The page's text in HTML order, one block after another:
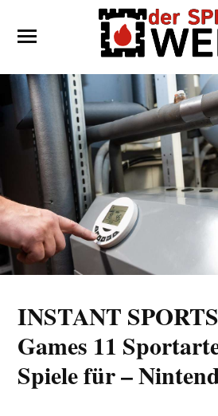
INSTANT
Games 11
Spiele für –